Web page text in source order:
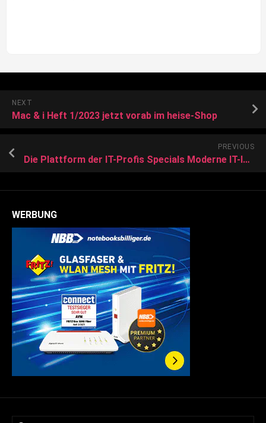
NEXT
Mac & i Heft 1/2023 jetzt vorab im heise-Shop
PREVIOUS
Die Plattform der IT-Profis Specials Moderne IT-Infrastruktur Industrie 4.0 Wie IT-Lösungen Unternehmen helfen, Lieferketten robuster zu gestalten
WERBUNG